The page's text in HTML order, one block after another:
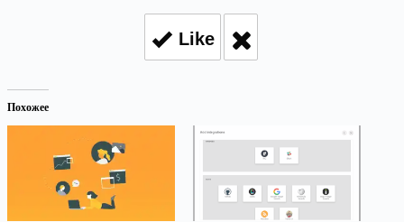
Like
Похожее